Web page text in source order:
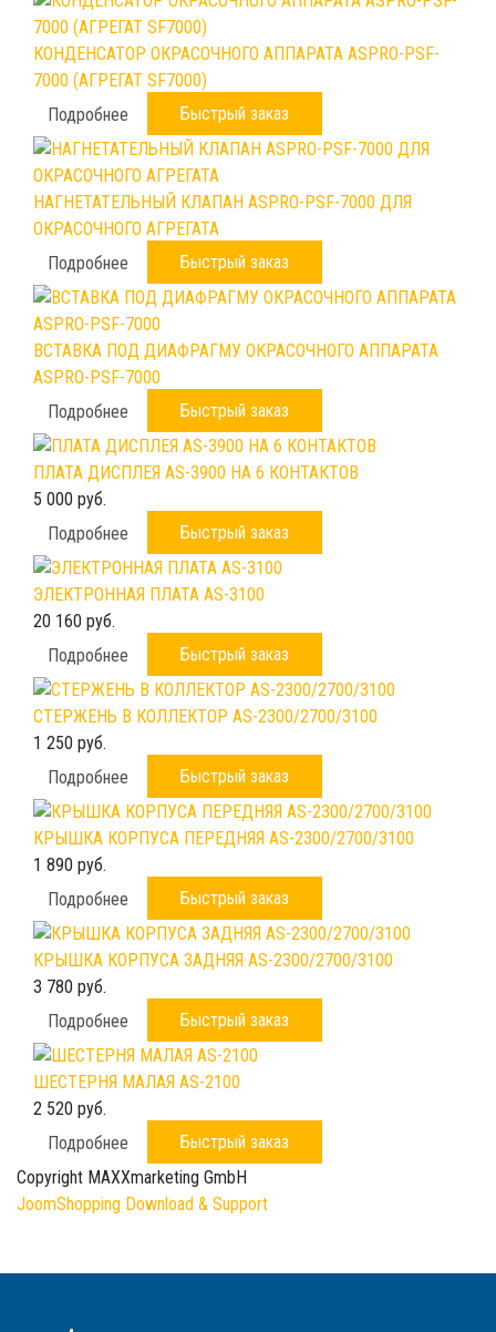
КОНДЕНСАТОР ОКРАСОЧНОГО АППАРАТА ASPRO-PSF-
7000 (АГРЕГАТ SF7000)
Подробнее
Быстрый заказ
НАГНЕТАТЕЛЬНЫЙ КЛАПАН ASPRO-PSF-7000 ДЛЯ
ОКРАСОЧНОГО АГРЕГАТА
Подробнее
Быстрый заказ
ВСТАВКА ПОД ДИАФРАГМУ ОКРАСОЧНОГО АППАРАТА
ASPRO-PSF-7000
Подробнее
Быстрый заказ
ПЛАТА ДИСПЛЕЯ AS-3900 НА 6 КОНТАКТОВ
5 000 руб.
Подробнее
Быстрый заказ
ЭЛЕКТРОННАЯ ПЛАТА AS-3100
20 160 руб.
Подробнее
Быстрый заказ
СТЕРЖЕНЬ В КОЛЛЕКТОР AS-2300/2700/3100
1 250 руб.
Подробнее
Быстрый заказ
КРЫШКА КОРПУСА ПЕРЕДНЯЯ AS-2300/2700/3100
1 890 руб.
Подробнее
Быстрый заказ
КРЫШКА КОРПУСА ЗАДНЯЯ AS-2300/2700/3100
3 780 руб.
Подробнее
Быстрый заказ
ШЕСТЕРНЯ МАЛАЯ AS-2100
2 520 руб.
Подробнее
Быстрый заказ
Copyright MAXXmarketing GmbH
JoomShopping Download & Support